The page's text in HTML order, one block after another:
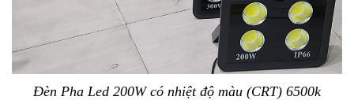
Đèn Pha Led 200W có nhiệt độ màu (CRT) 6500k